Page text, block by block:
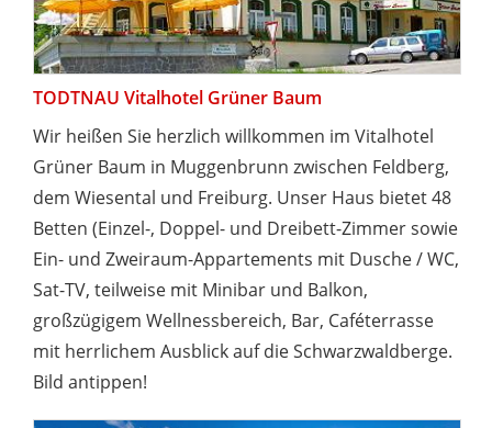
TODTNAU Vitalhotel Grüner Baum
Wir heißen Sie herzlich willkommen im Vitalhotel
Grüner Baum in Muggenbrunn zwischen Feldberg,
dem Wiesental und Freiburg. Unser Haus bietet 48
Betten (Einzel-, Doppel- und Dreibett-Zimmer sowie
Ein- und Zweiraum-Appartements mit Dusche / WC,
Sat-TV, teilweise mit Minibar und Balkon,
großzügigem Wellnessbereich, Bar, Caféterrasse
mit herrlichem Ausblick auf die Schwarzwaldberge.
Bild antippen!